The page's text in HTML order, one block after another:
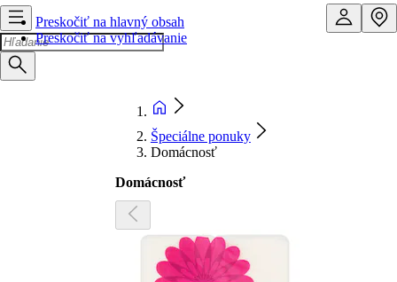
Preskočiť na hlavný obsah
Preskočiť na vyhľadávanie
Špeciálne ponuky
Domácnosť
Domácnosť